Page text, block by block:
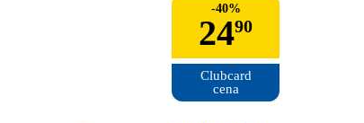
-40%
2490
Clubcard
cena